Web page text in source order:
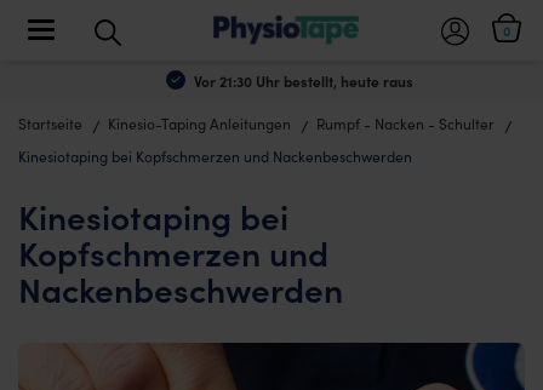
Vor 21:30 Uhr bestellt, heute raus
0
Toggle navigation
Startseite Kinesio-Taping Anleitungen
Rumpf - Nacken - Schulter
Kinesiotaping bei Kopfschmerzen und Nackenbeschwerden
Kinesiotaping bei
Kopfschmerzen und
Nackenbeschwerden